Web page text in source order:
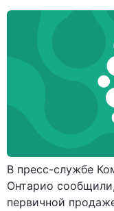
В пресс-службе
Онтарио
первичной